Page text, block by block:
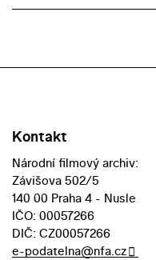
Kontakt
Národní filmový archiv:
Závišova 502/5
140 00 Praha 4 - Nusle
IČO: 00057266
DIČ: CZ00057266
e-podatelna@nfa.cz